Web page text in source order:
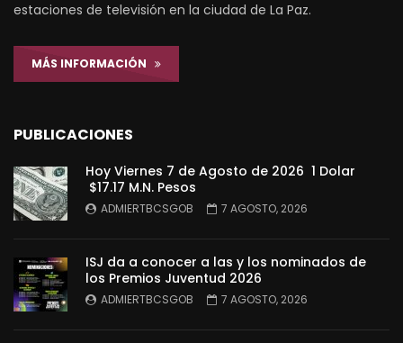
estaciones de televisión en la ciudad de La Paz.
MÁS INFORMACIÓN
PUBLICACIONES
Hoy Viernes 7 de Agosto de 2026 1 Dolar
$17.17 M.N. Pesos
ADMIERTBCSGOB 7 AGOSTO, 2026
ISJ da a conocer a las y los nominados de
los Premios Juventud 2026
ADMIERTBCSGOB 7 AGOSTO, 2026